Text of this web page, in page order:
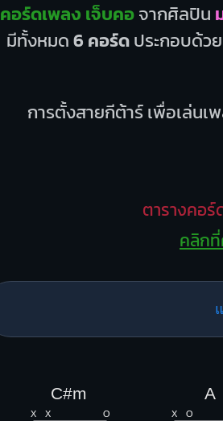
คอร์ดเพลง เจ็บคอจากศิลปิน
มีทั้งหมด6 คอร์ดประกอบด้วย
การตั้งสายกีต้าร์ เพื่อเล่นเ
ตารางคอ
คลิก
C#m
X X O
A
X O